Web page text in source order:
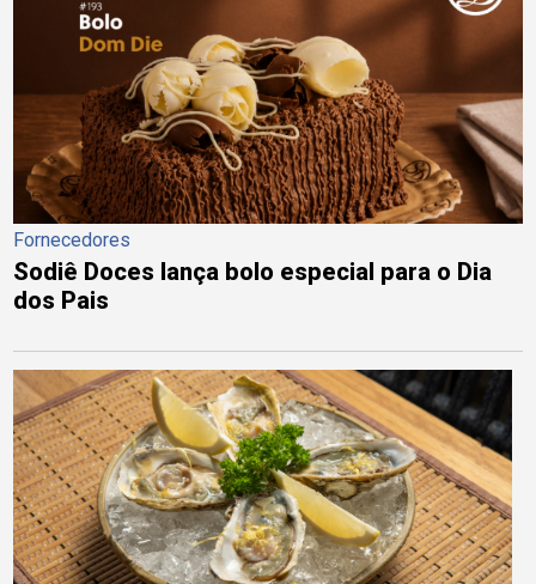
Fornecedores
Sodiê Doces lança bolo especial para o Dia
dos Pais